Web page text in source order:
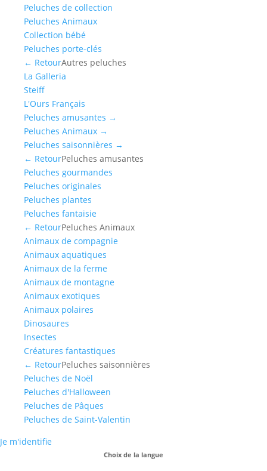
Peluches de collection
Peluches Animaux
Collection bébé
Peluches porte-clés
← RetourAutres peluches
La Galleria
Steiff
L'Ours Français
Peluches amusantes →
Peluches Animaux →
Peluches saisonnières →
← RetourPeluches amusantes
Peluches gourmandes
Peluches originales
Peluches plantes
Peluches fantaisie
← RetourPeluches Animaux
Animaux de compagnie
Animaux aquatiques
Animaux de la ferme
Animaux de montagne
Animaux exotiques
Animaux polaires
Dinosaures
Insectes
Créatures fantastiques
← RetourPeluches saisonnières
Peluches de Noël
Peluches d'Halloween
Peluches de Pâques
Peluches de Saint-Valentin
Je m'identifie
Choix de la langue